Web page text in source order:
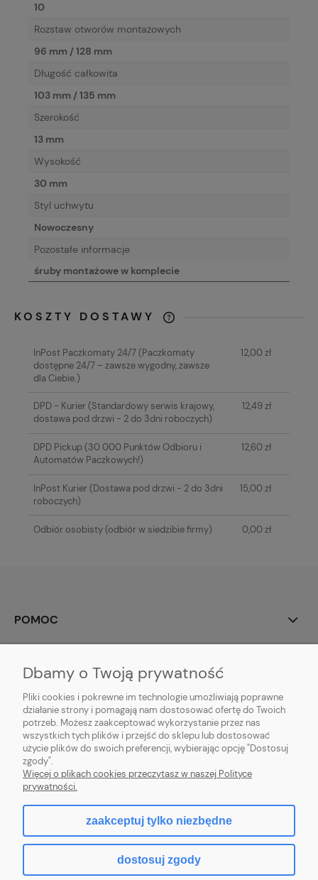
10
Rozstaw otworów montażowych
96 mm / 128 mm
Długość całkowita
103 mm / 135 mm
Szerokość
13 mm
Wysokość
30 mm
Styl uchwytu
Nowoczesny
Pozostałe informacje
śruby montażowe w komplecie
KOSZTY DOSTAWY
KOSZTÓW PŁATNOŚCI
InPost Paczkomaty 24/7(Paczkomaty
dostępne 24/7 – zawsze wygodny, zawsze
dla Ciebie.)
12,00 zł
DPD - Kurier(Standardowy serwis krajowy,
dostawa pod drzwi - 2 do 3dni roboczych)
12,49 zł
DPD Pickup(30 000 Punktów Odbioru i
Automatów Paczkowych!)
12,60 zł
InPost Kurier(Dostawa pod drzwi - 2 do 3dni
roboczych)
15,00 zł
Odbiór osobisty(odbiór w siedzibie firmy) 0,00 zł
POMOC
PŁATNOŚCI I DOSTAWA
INFORMACJE
O NAS
Sklep internetowy Shoper.pl
Dbamy o Twoją prywatność
Pliki cookies i pokrewne im technologie umożliwiają poprawne
działanie strony i pomagają nam dostosować ofertę do Twoich
potrzeb. Możesz zaakceptować wykorzystanie przez nas
wszystkich tych plików i przejść do sklepu lub dostosować
użycie plików do swoich preferencji, wybierając opcję "Dostosuj
zgody".
Więcej o plikach cookies przeczytasz w naszej Polityce
prywatności.
zaakceptuj tylko niezbędne
dostosuj zgody